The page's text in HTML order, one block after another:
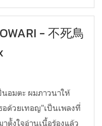
- 不死鳥
อมตะ ผมภาวนาให้
ด้วยเทอญ"เป็นเพลงที่
ตั้งใจอ่านเนื้อร้องแล้ว